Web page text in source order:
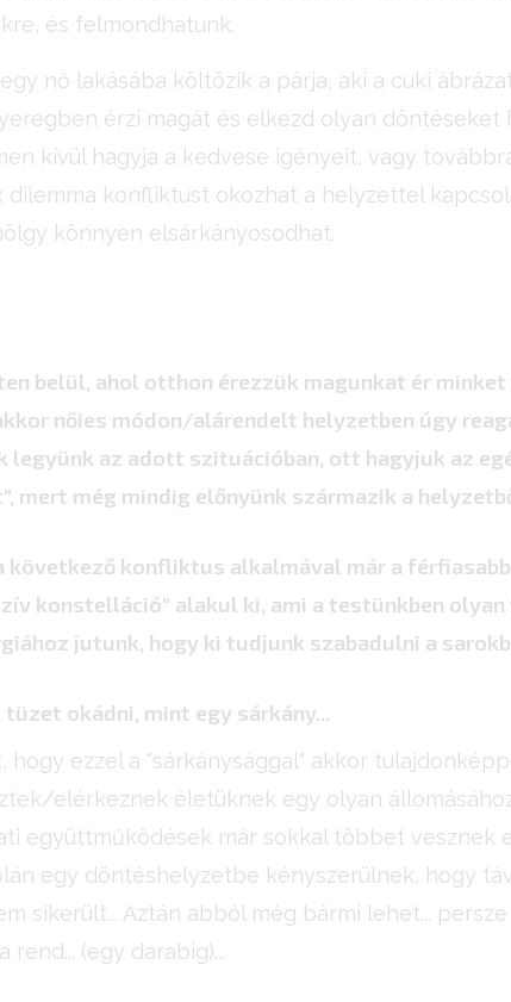
és felmondhatunk.
nő lakásába költözik a párja, aki a cuki
érzi magát és elkezd olyan döntéseket
kívül hagyja a kedvese igényeit, vagy
konfliktust okozhat a helyzettel
könnyen elsárkányosodhat.
belül, ahol otthon érezzük magunkat ér minket
nőies módon/alárendelt helyzetben úgy
az adott szituációban, ott hagyjuk az
mert még mindig előnyünk származik a
konfliktus alkalmával már a férfiasabb
konstelláció" alakul ki, ami a testünkben
jutunk, hogy ki tudjunk szabadulni a
okádni, mint egy sárkány...
ezzel a "sárkánysággal" akkor
elérkeznek életüknek egy olyan
együttműködések már sokkal többet vesznek
egy döntéshelyzetbe kényszerülnek, hogy
sikerült... Aztán abból még bármi lehet...
(egy darabig)...